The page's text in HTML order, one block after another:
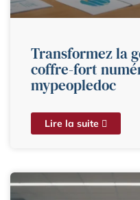
Transformez la
coffre-fort
mypeopledoc
Lire la suite